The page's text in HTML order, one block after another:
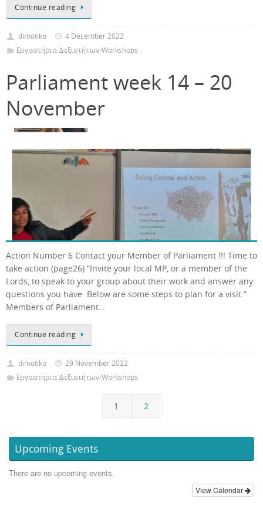
Continue reading
dimotiko
4 December 2022
Εργαστήρια Δεξιοτήτων-Workshops
Parliament week 14 – 20
November
Action Number 6 Contact your Member of Parliament !!! Time to
take action (page26) “Invite your local MP, or a member of the
Lords, to speak to your group about their work and answer any
questions you have. Below are some steps to plan for a visit.”
Members of Parliament…
Continue reading
dimotiko
29 November 2022
Εργαστήρια Δεξιοτήτων-Workshops
1 2
Upcoming Events
There are no upcoming events.
View Calendar